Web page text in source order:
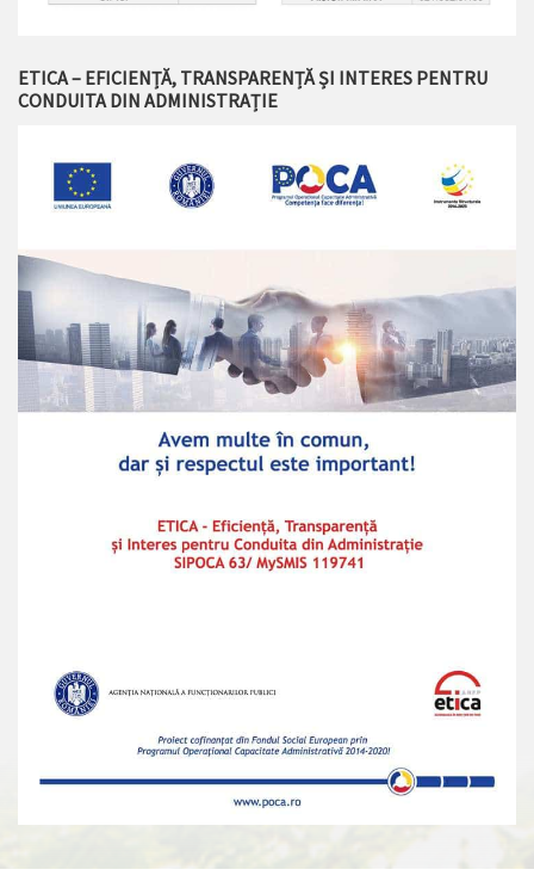
ETICA – EFICIENȚĂ, TRANSPARENȚĂ ȘI INTERES PENTRU
CONDUITA DIN ADMINISTRAȚIE